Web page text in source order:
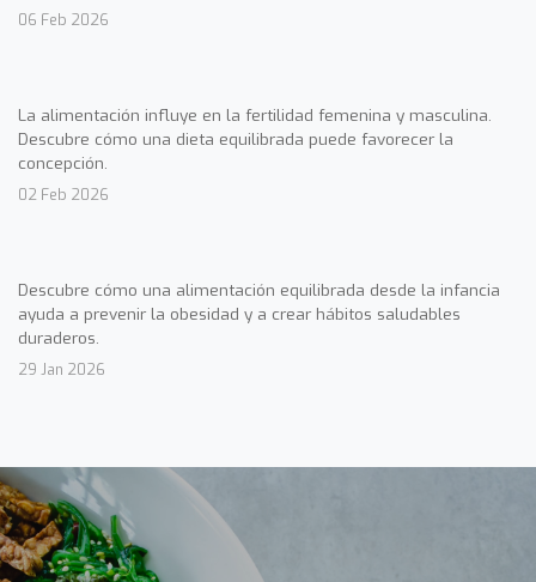
06 Feb 2026
La alimentación influye en la fertilidad femenina y masculina.
Descubre cómo una dieta equilibrada puede favorecer la
concepción.
02 Feb 2026
Descubre cómo una alimentación equilibrada desde la infancia
ayuda a prevenir la obesidad y a crear hábitos saludables
duraderos.
29 Jan 2026